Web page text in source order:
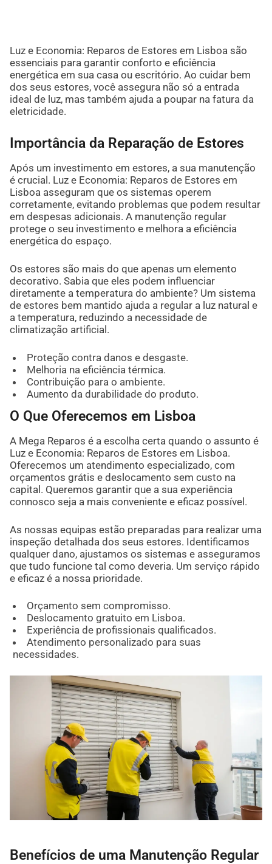
Luz e Economia: Reparos de Estores em Lisboa são
essenciais para garantir conforto e eficiência
energética em sua casa ou escritório. Ao cuidar bem
dos seus estores, você assegura não só a entrada
ideal de luz, mas também ajuda a poupar na fatura da
eletricidade.
Importância da Reparação de Estores
Após um investimento em estores, a sua manutenção
é crucial. Luz e Economia: Reparos de Estores em
Lisboa asseguram que os sistemas operem
corretamente, evitando problemas que podem resultar
em despesas adicionais. A manutenção regular
protege o seu investimento e melhora a eficiência
energética do espaço.
Os estores são mais do que apenas um elemento
decorativo. Sabia que eles podem influenciar
diretamente a temperatura do ambiente? Um sistema
de estores bem mantido ajuda a regular a luz natural e
a temperatura, reduzindo a necessidade de
climatização artificial.
Proteção contra danos e desgaste.
Melhoria na eficiência térmica.
Contribuição para o ambiente.
Aumento da durabilidade do produto.
O Que Oferecemos em Lisboa
A Mega Reparos é a escolha certa quando o assunto é
Luz e Economia: Reparos de Estores em Lisboa.
Oferecemos um atendimento especializado, com
orçamentos grátis e deslocamento sem custo na
capital. Queremos garantir que a sua experiência
connosco seja a mais conveniente e eficaz possível.
As nossas equipas estão preparadas para realizar uma
inspeção detalhada dos seus estores. Identificamos
qualquer dano, ajustamos os sistemas e asseguramos
que tudo funcione tal como deveria. Um serviço rápido
e eficaz é a nossa prioridade.
Orçamento sem compromisso.
Deslocamento gratuito em Lisboa.
Experiência de profissionais qualificados.
Atendimento personalizado para suas
necessidades.
Benefícios de uma Manutenção Regular